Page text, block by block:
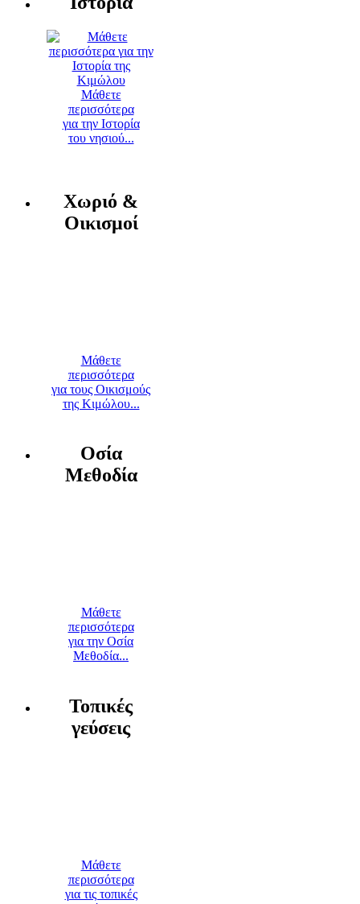
Μάθετε
περισσότερα
για την Ιστορία
του νησιού...
Χωριό &
Οικισμοί
Μάθετε
περισσότερα
για τους Οικισμούς
της Κιμώλου...
Οσία
Μεθοδία
Μάθετε
περισσότερα
για την Οσία
Μεθοδία...
Τοπικές
γεύσεις
Μάθετε
περισσότερα
για τις τοπικές